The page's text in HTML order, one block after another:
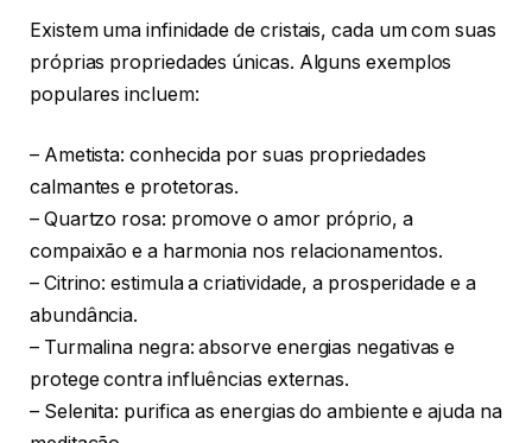
Existem uma infinidade de cristais, cada um com suas
próprias propriedades únicas. Alguns exemplos
populares incluem:
– Ametista: conhecida por suas propriedades
calmantes e protetoras.
– Quartzo rosa: promove o amor próprio, a
compaixão e a harmonia nos relacionamentos.
– Citrino: estimula a criatividade, a prosperidade e a
abundância.
– Turmalina negra: absorve energias negativas e
protege contra influências externas.
– Selenita: purifica as energias do ambiente e ajuda na